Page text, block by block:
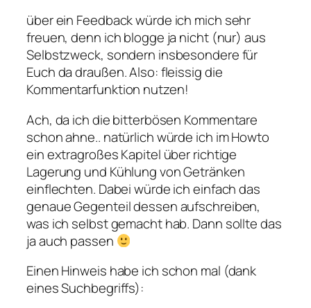
über ein Feedback würde ich mich sehr
freuen, denn ich blogge ja nicht (nur) aus
Selbstzweck, sondern insbesondere für
Euch da draußen. Also: fleissig die
Kommentarfunktion nutzen!
Ach, da ich die bitterbösen Kommentare
schon ahne.. natürlich würde ich im Howto
ein extragroßes Kapitel über richtige
Lagerung und Kühlung von Getränken
einflechten. Dabei würde ich einfach das
genaue Gegenteil dessen aufschreiben,
was ich selbst gemacht hab. Dann sollte das
ja auch passen
Einen Hinweis habe ich schon mal (dank
eines Suchbegriffs):